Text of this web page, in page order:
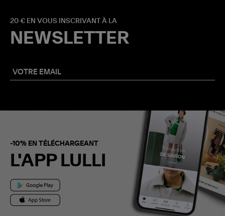
20 € EN VOUS INSCRIVANT À LA
NEWSLETTER
-10% EN TÉLÉCHARGEANT
L'APP LULLI